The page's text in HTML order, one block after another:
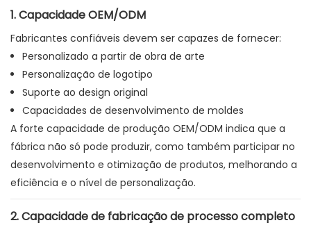
1. Capacidade OEM/ODM
Fabricantes confiáveis ​​devem ser capazes de fornecer:
Personalizado a partir de obra de arte
Personalização de logotipo
Suporte ao design original
Capacidades de desenvolvimento de moldes
A forte capacidade de produção OEM/ODM indica que a
fábrica não só pode produzir, como também participar no
desenvolvimento e otimização de produtos, melhorando a
eficiência e o nível de personalização.
2. Capacidade de fabricação de processo completo